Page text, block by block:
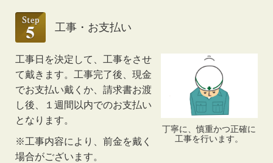
工事・お支払い
丁寧に、慎重かつ正確に
工事を行います。
工事日を決定して、工事をさせ
て戴きます。工事完了後、現金
でお支払い戴くか、請求書お渡
し後、１週間以内でのお支払い
となります。
※工事内容により、前金を戴く
場合がございます。